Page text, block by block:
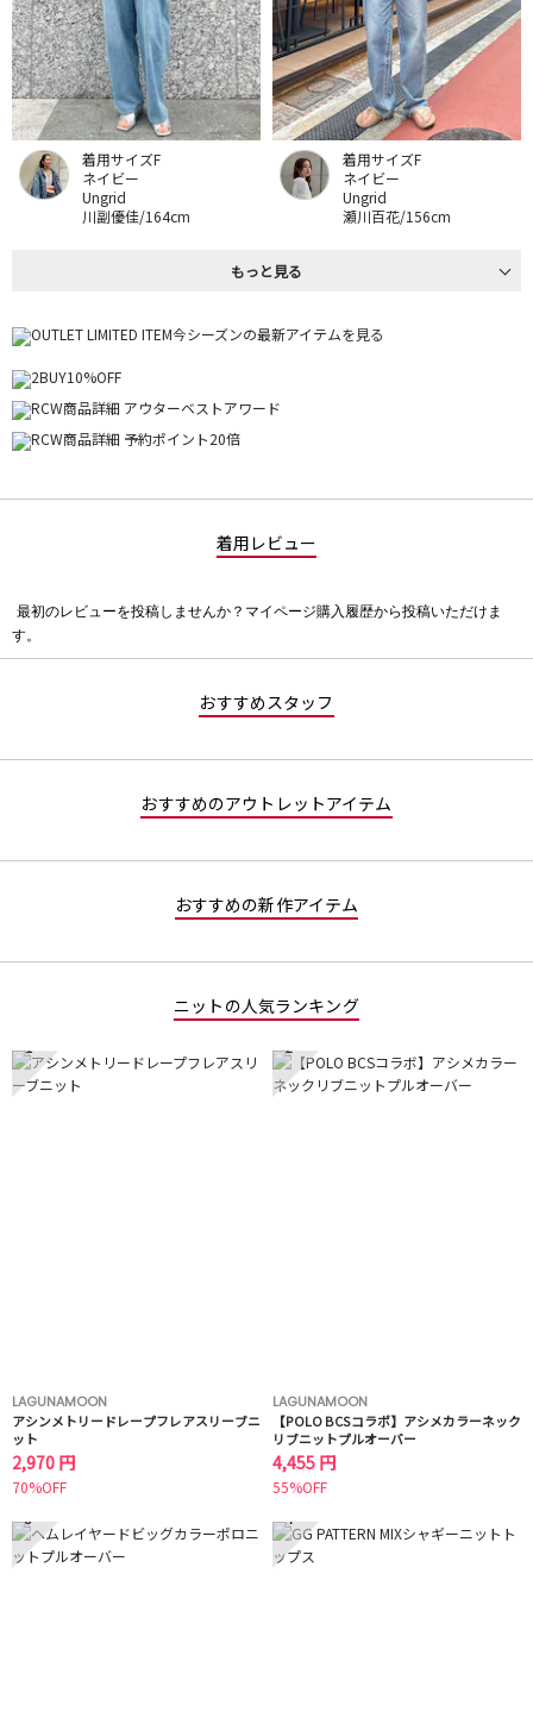
着用サイズF
ネイビー
Ungrid
川副優佳/164cm
着用サイズF
ネイビー
Ungrid
瀬川百花/156cm
もっと見る
着用レビュー
評
価
最初のレビューを投稿しませんか？マイページ購入履歴から投稿いただけま
す。
おすすめスタッフ
おすすめのアウトレットアイテム
おすすめの新作アイテム
ニットの人気ランキング
1
LAGUNAMOON
アシンメトリードレープフレアスリーブニ
ット
2,970 円
70%OFF
2
LAGUNAMOON
【POLO BCSコラボ】アシメカラーネック
リブニットプルオーバー
4,455 円
55%OFF
3 4